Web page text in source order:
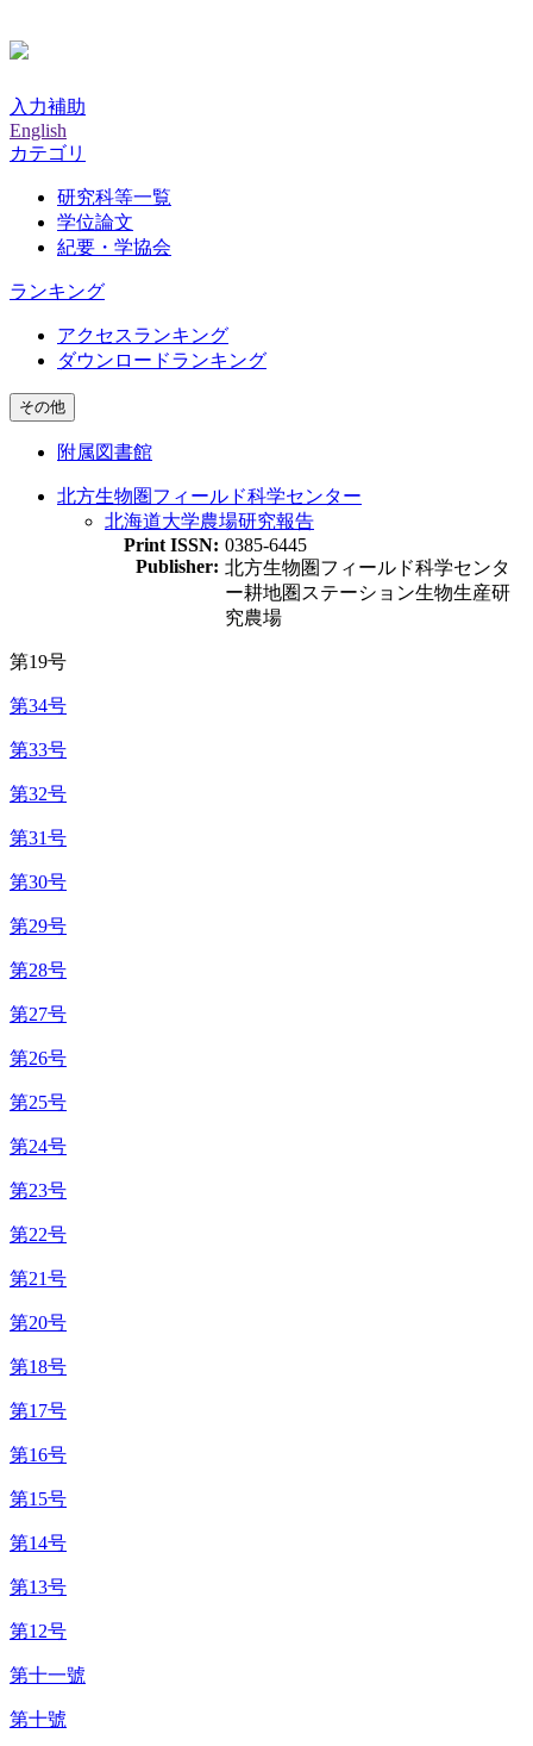
入力補助
English
カテゴリ
研究科等一覧
学位論文
紀要・学協会
ランキング
アクセスランキング
ダウンロードランキング
その他
附属図書館
北方生物圏フィールド科学センター
北海道大学農場研究報告
Print ISSN: 0385-6445
Publisher: 北方生物圏フィールド科学センタ
ー耕地圏ステーション生物生産研
究農場
第19号
第34号
第33号
第32号
第31号
第30号
第29号
第28号
第27号
第26号
第25号
第24号
第23号
第22号
第21号
第20号
第18号
第17号
第16号
第15号
第14号
第13号
第12号
第十一號
第十號